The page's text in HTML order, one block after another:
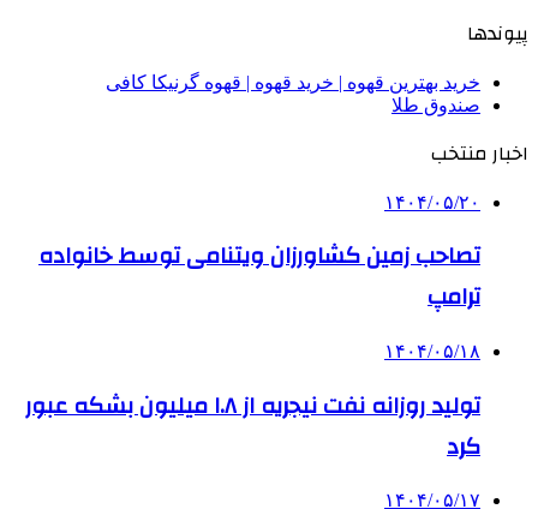
پیوندها
خرید بهترین قهوه | خرید قهوه | قهوه گرنیکا کافی
صندوق طلا
اخبار منتخب
۱۴۰۴/۰۵/۲۰
تصاحب زمین کشاورزان ویتنامی توسط خانواده
ترامپ
۱۴۰۴/۰۵/۱۸
تولید روزانه نفت نیجریه از ۱.۸ میلیون بشکه عبور
کرد
۱۴۰۴/۰۵/۱۷